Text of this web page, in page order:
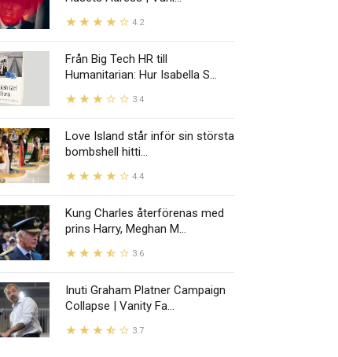
4.2
Från Big Tech HR till
Humanitarian: Hur Isabella S...
3.4
Love Island står inför sin största
bombshell hitti...
4.4
Kung Charles återförenas med
prins Harry, Meghan M...
3.6
Inuti Graham Platner Campaign
Collapse | Vanity Fa...
3.7